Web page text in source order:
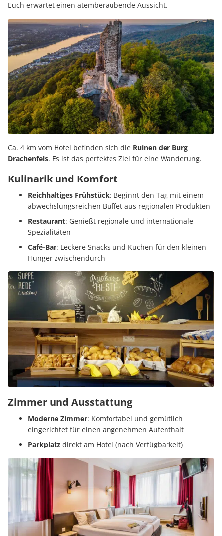
Euch erwartet einen atemberaubende Aussicht.
Ca. 4 km vom Hotel befinden sich die Ruinen der Burg
Drachenfels. Es ist das perfektes Ziel für eine Wanderung.
Kulinarik und Komfort
Reichhaltiges Frühstück: Beginnt den Tag mit einem
abwechslungsreichen Buffet aus regionalen Produkten
Restaurant: Genießt regionale und internationale
Spezialitäten
Café-Bar: Leckere Snacks und Kuchen für den kleinen
Hunger zwischendurch
Zimmer und Ausstattung
Moderne Zimmer: Komfortabel und gemütlich
eingerichtet für einen angenehmen Aufenthalt
Parkplatz direkt am Hotel (nach Verfügbarkeit)